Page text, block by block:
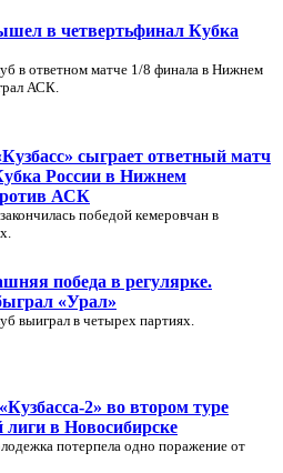
в четвертьфинал Кубка
в ответном матче 1/8 финала в Нижнем
АСК.
сыграет ответный матч
России в Нижнем
АСК
победой кемеровчан в
победа в регулярке.
«Урал»
выиграл в четырех партиях.
2» во втором туре
в Новосибирске
потерпела одно поражение от